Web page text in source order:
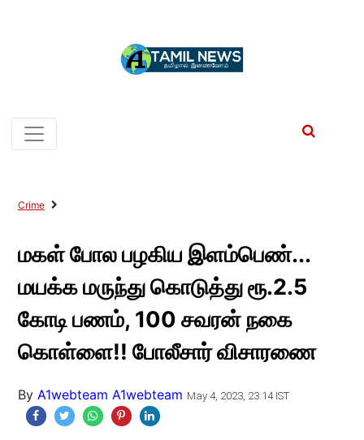
Crime
மகள் போல பழகிய இளம்பெண்...
மயக்க மருந்து கொடுத்து ரூ.2.5
கோடி பணம், 100 சவரன் நகை
கொள்ளை!! போலீசார் விசாரணை
By A1webteam A1webteam May 4, 2023, 23:14 IST